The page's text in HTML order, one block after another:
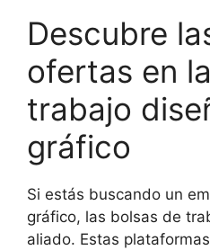
Descubre
ofertas en
trabajo
gráfico
Si estás buscando un
gráfico, las bolsas de
aliado. Estas